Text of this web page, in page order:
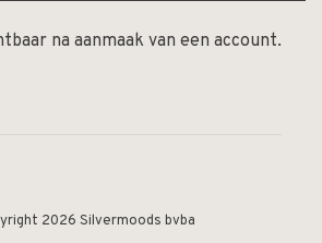
na aanmaak van een account.
2026 Silvermoods bvba